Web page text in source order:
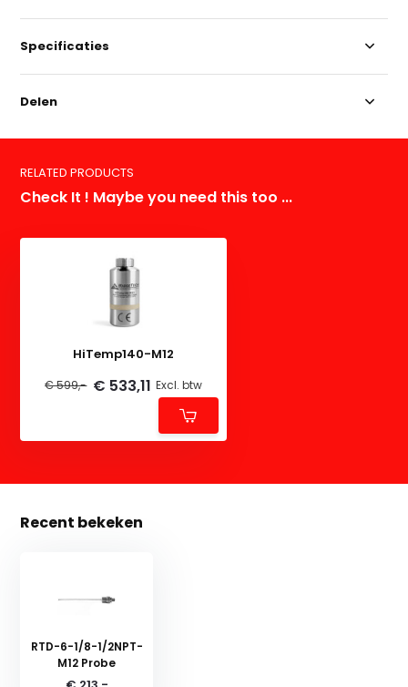
Specificaties
Delen
RELATED PRODUCTS
Check It ! Maybe you need this too ...
HiTemp140-M12
€ 599,- € 533,11 Excl. btw
Recent bekeken
RTD-6-1/8-1/2NPT-
M12 Probe